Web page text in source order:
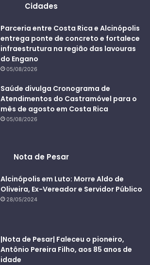
Cidades
Parceria entre Costa Rica e Alcinópolis
entrega ponte de concreto e fortalece
infraestrutura na região das lavouras
do Engano
05/08/2026
Saúde divulga Cronograma de
Atendimentos do Castramóvel para o
mês de agosto em Costa Rica
05/08/2026
Nota de Pesar
Alcinópolis em Luto: Morre Aldo de
Oliveira, Ex-Vereador e Servidor Público
28/05/2024
|Nota de Pesar| Faleceu o pioneiro,
Antônio Pereira Filho, aos 85 anos de
idade